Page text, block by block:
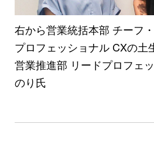
右から営業統括本部 チーフ
プロフェッショナル CXの土
営業推進部 リードプロフェ
のり氏